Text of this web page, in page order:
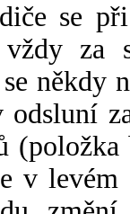
se
za
někdy
v